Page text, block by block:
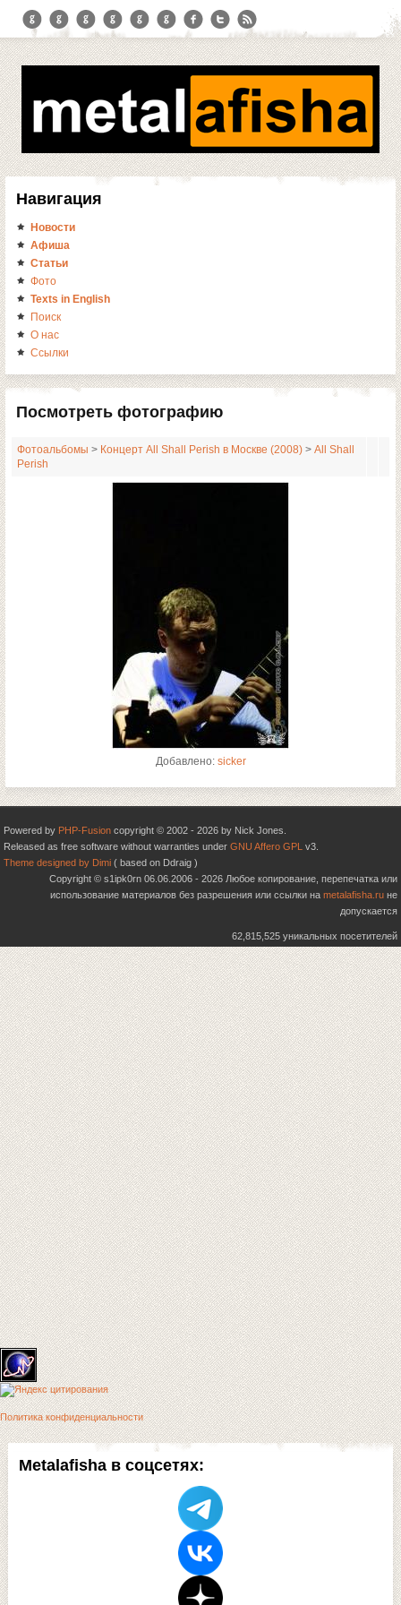
Metalafisha в соцсетях:
Навигация
Новости
Афиша
Статьи
Фото
Texts in English
Поиск
О нас
Ссылки
Посмотреть фотографию
Фотоальбомы > Концерт All Shall Perish в Москве (2008) > All Shall
Perish
Добавлено: sicker
Powered by PHP-Fusion copyright © 2002 - 2026 by Nick Jones.
Released as free software without warranties under GNU Affero GPL v3.
Theme designed by Dimi ( based on Ddraig )
Copyright © s1ipk0rn 06.06.2006 - 2026 Любое копирование, перепечатка или
использование материалов без разрешения или ссылки на metalafisha.ru не
допускается
62,815,525 уникальных посетителей
Политика конфиденциальности